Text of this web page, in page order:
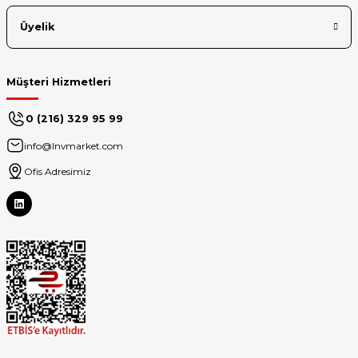
Üyelik
Müşteri Hizmetleri
0 (216) 329 95 99
info@lnvmarket.com
Ofis Adresimiz